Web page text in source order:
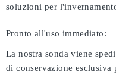
soluzioni per
Pronto all'uso immediato:
La nostra sonda viene
di conservazione esclusiva